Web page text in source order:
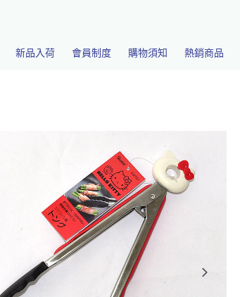
新品入荷 會員制度 購物須知 熱銷商品